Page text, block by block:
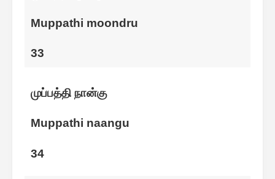
Muppathi moondru
33
முப்பத்தி நான்கு
Muppathi naangu
34